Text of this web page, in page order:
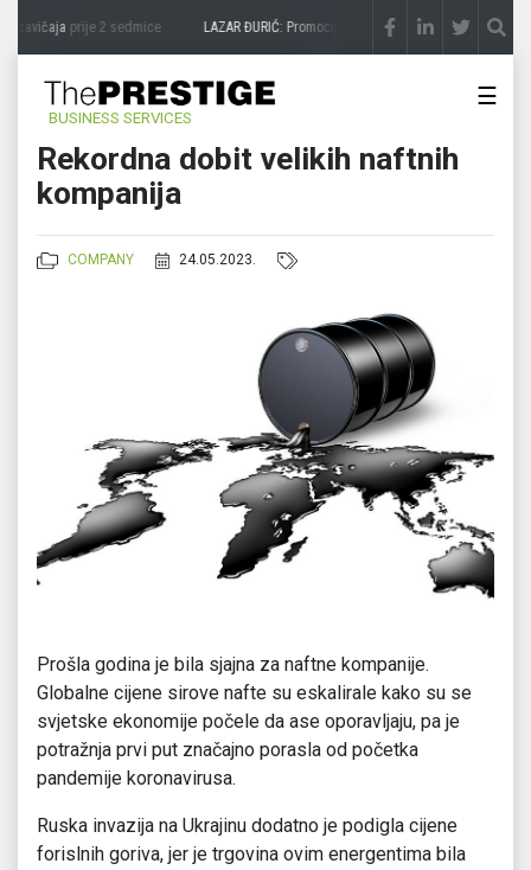
zavičajaprije 2 sedmice LAZAR ĐURIĆ: Promocija potencijal pretvara u destinaciju
BUSINESS SERVICES
☰
Rekordna dobit velikih naftnih
kompanija
COMPANY 24.05.2023.
Prošla godina je bila sjajna za naftne kompanije.
Globalne cijene sirove nafte su eskalirale kako su se
svjetske ekonomije počele da ase oporavljaju, pa je
potražnja prvi put značajno porasla od početka
pandemije koronavirusa.
Ruska invazija na Ukrajinu dodatno je podigla cijene
forislnih goriva, jer je trgovina ovim energentima bila